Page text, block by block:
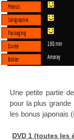
Menus
Sérigraphie
Packaging
Durée
180 min
Boitier Amaray
Une petite partie
pour la plus
les bonus japonais
DVD 1 (toutes les